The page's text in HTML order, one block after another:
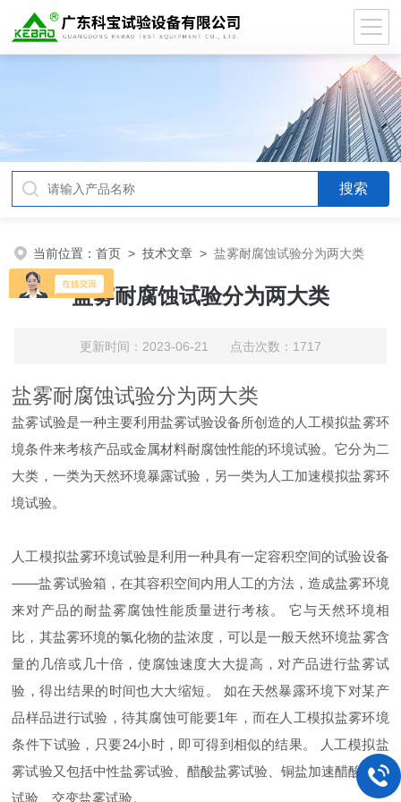
当前位置：首页 >技术文章 >盐雾耐腐蚀试验分为两大类
盐雾耐腐蚀试验分为两大类
更新时间：2023-06-21 点击次数：1717
盐雾耐腐蚀试验分为两大类
盐雾试验是一种主要利用盐雾试验设备所创造的人工模拟盐雾环
境条件来考核产品或金属材料耐腐蚀性能的环境试验。它分为二
大类，一类为天然环境暴露试验，另一类为人工加速模拟盐雾环
境试验。
人工模拟盐雾环境试验是利用一种具有一定容积空间的试验设备
——盐雾试验箱，在其容积空间内用人工的方法，造成盐雾环境
来对产品的耐盐雾腐蚀性能质量进行考核。 它与天然环境相
比，其盐雾环境的氯化物的盐浓度，可以是一般天然环境盐雾含
量的几倍或几十倍，使腐蚀速度大大提高，对产品进行盐雾试
验，得出结果的时间也大大缩短。 如在天然暴露环境下对某产
品样品进行试验，待其腐蚀可能要1年，而在人工模拟盐雾环境
条件下试验，只要24小时，即可得到相似的结果。 人工模拟盐
雾试验又包括中性盐雾试验、醋酸盐雾试验、铜盐加速醋酸盐雾
试验、交变盐雾试验。